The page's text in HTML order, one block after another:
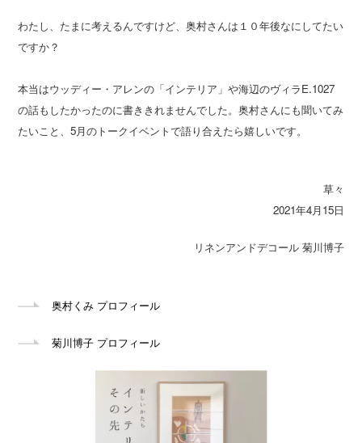
わたし、たまに考えるんですけど、奥村さんは１０年後なにしてたい
ですか？
本当はウッディー・アレンの「インテリア」や海辺のヴィラE.1027
の話もしたかったのに書ききれませんでした。奥村さんにも聞いてみ
たいこと、5月のトークイベントで語り合えたら嬉しいです。
草々
2021年4月15日
リネンアンドデコール 菊川博子
奥村くみ プロフィール
菊川博子 プロフィール